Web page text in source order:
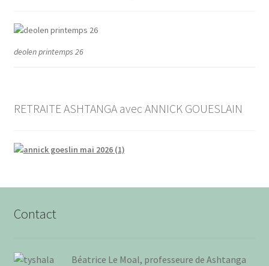
deolen printemps 26
RETRAITE ASHTANGA avec ANNICK GOUESLAIN
Contact
Béa­trice Le Moal, pro­fes­seure de Ash­tan­ga